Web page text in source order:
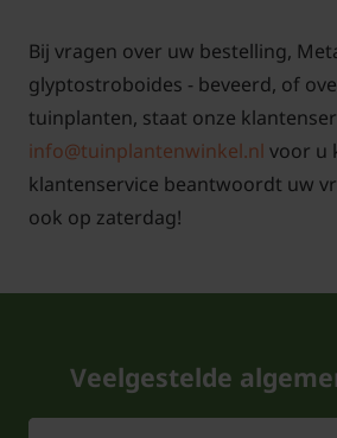
Bij vragen over uw bestelling,
glyptostroboides - beveerd, of
tuinplanten, staat onze
info@tuinplantenwinkel.nl voor u
klantenservice beantwoordt uw
ook op zaterdag!
Veelgestelde